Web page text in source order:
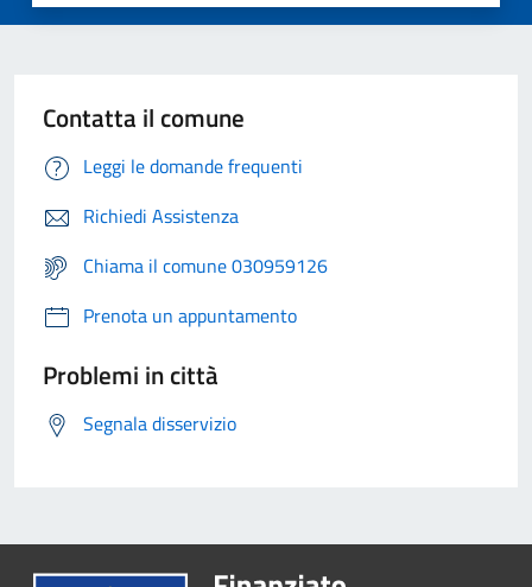
Contatta il comune
Leggi le domande frequenti
Richiedi Assistenza
Chiama il comune 030959126
Prenota un appuntamento
Problemi in città
Segnala disservizio